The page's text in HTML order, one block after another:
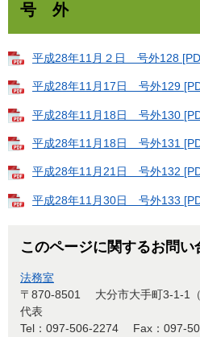
号 外
平成28年11月２日 号外128
平成28年11月17日 号外129
平成28年11月18日 号外130
平成28年11月18日 号外131
平成28年11月21日 号外132
平成28年11月30日 号外133
このページに関するお問い
法務室
〒870-8501
大分市大手町3-1-1
代表
Tel：097-506-2274
Fax：097-